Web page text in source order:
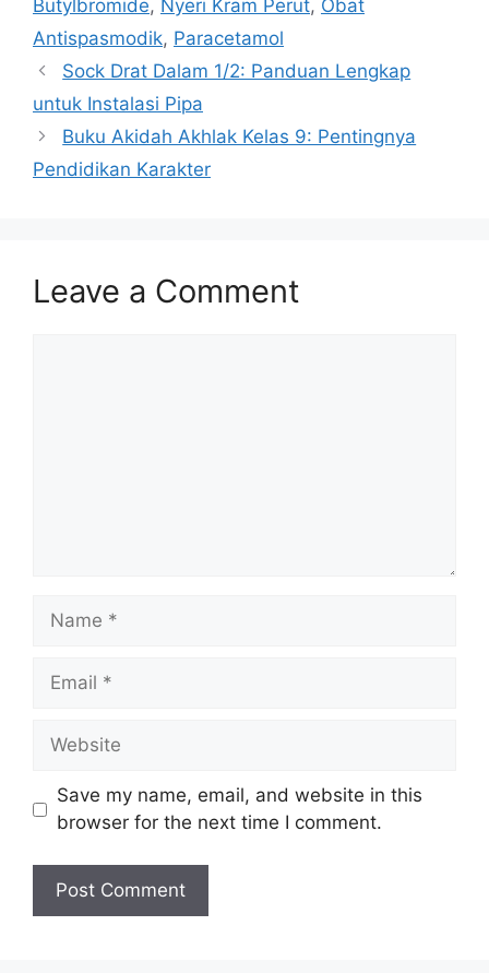
Butylbromide, Nyeri Kram Perut, Obat
Antispasmodik, Paracetamol
Sock Drat Dalam 1/2: Panduan Lengkap
untuk Instalasi Pipa
Buku Akidah Akhlak Kelas 9: Pentingnya
Pendidikan Karakter
Leave a Comment
Name
Email
Website
Save my name, email, and website in this
browser for the next time I comment.